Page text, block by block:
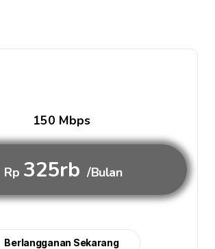
150 Mbps
Rp 325rb /Bulan
Berlangganan Sekarang